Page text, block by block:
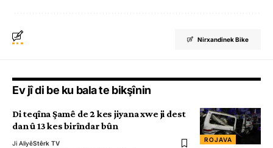
Nirxandinek Bike
Ev jî di be ku bala te bikşînin
ROJAVA
Di teqîna Şamê de 2 kes jiyana xwe ji dest
dan û 13 kes birîndar bûn
Ji AliyêStêrk TV